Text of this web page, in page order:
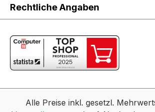
Rechtliche Angaben
Alle Preise inkl. gesetzl.